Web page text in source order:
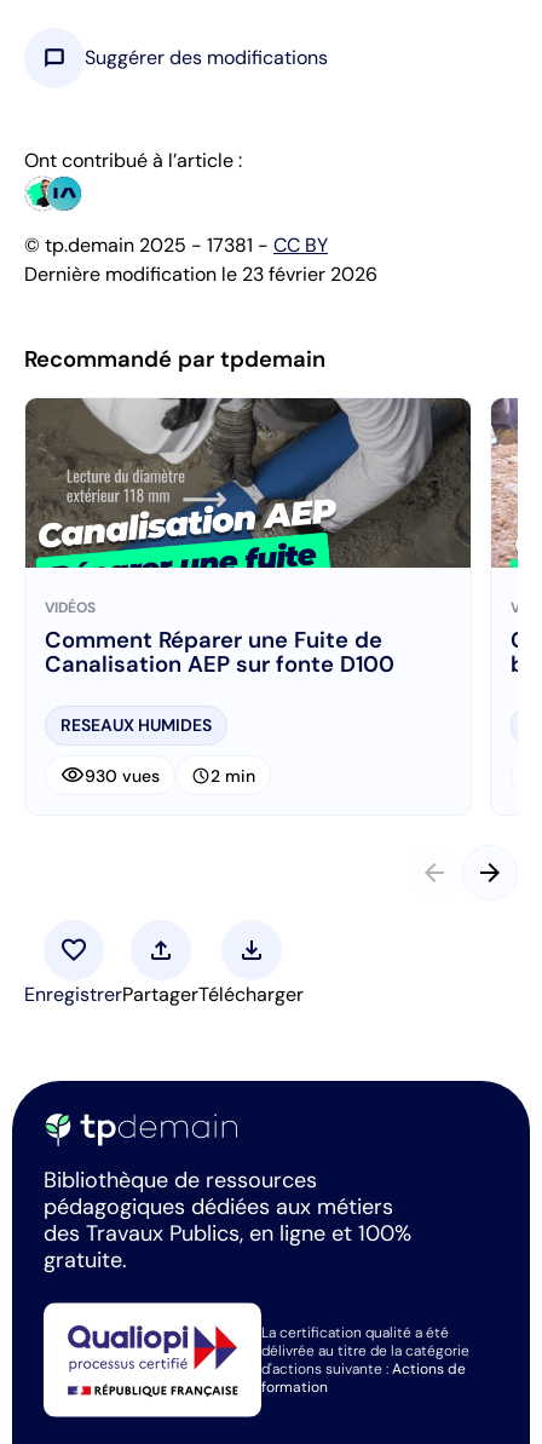
chat_bubble Suggérer des modifications
Ont contribué à l’article :
© tp.demain 2025 - 17381 - CC BY
Dernière modification le 23 février 2026
Recommandé par tpdemain
VIDÉOS
Comment Réparer une Fuite de
Canalisation AEP sur fonte D100
RESEAUX HUMIDES
visibility930 vues schedule2 min
arrow_back arrow_forward
favorite
Enregistrer
upload
Partager
download
Télécharger
Bibliothèque de ressources
pédagogiques dédiées aux métiers
des Travaux Publics, en ligne et 100%
gratuite.
La certification qualité a été
délivrée au titre de la catégorie
d'actions suivante :Actions de
formation